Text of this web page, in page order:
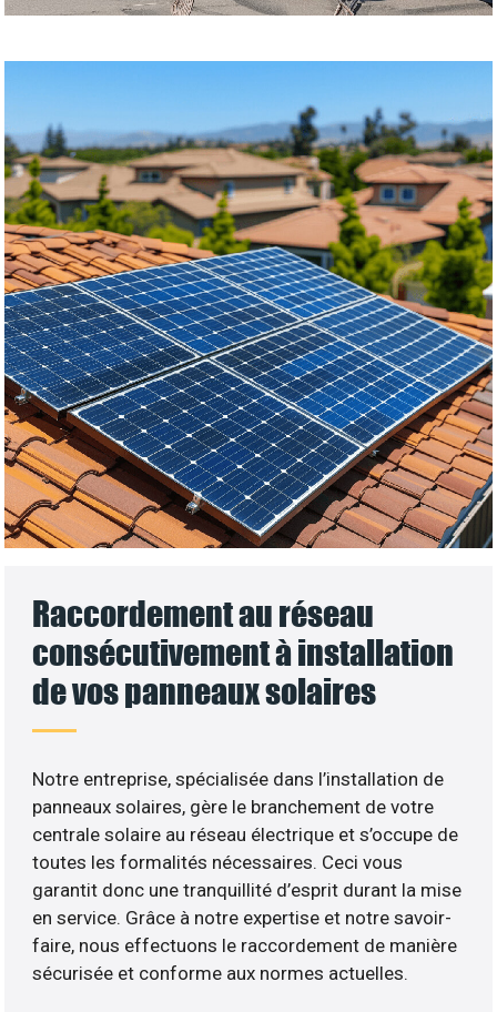
Raccordement au réseau
consécutivement à installation
de vos panneaux solaires
Notre entreprise, spécialisée dans l’installation de
panneaux solaires, gère le branchement de votre
centrale solaire au réseau électrique et s’occupe de
toutes les formalités nécessaires. Ceci vous
garantit donc une tranquillité d’esprit durant la mise
en service. Grâce à notre expertise et notre savoir-
faire, nous effectuons le raccordement de manière
sécurisée et conforme aux normes actuelles.